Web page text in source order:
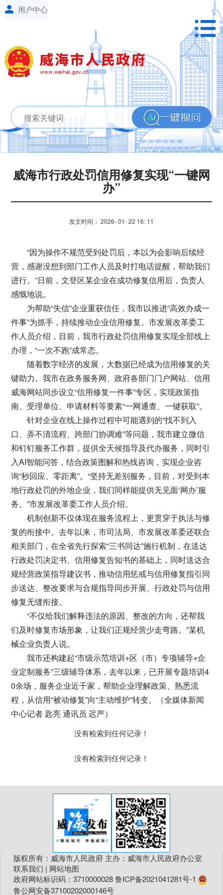
威海市行政处罚信用修复实现“一键网
办”
发文时间： 2026- 01- 22 16: 11
“因为操作不规范受到处罚后，本以为会影响后续经
营，感谢没想到部门工作人员及时打电话提醒，帮助我们
进行。”日前，文登区某企业在成功修复信用后，负责人
感慨地说。
为帮助“失信”企业重获信任，我市以推进“高效办成一
件事”为抓手，持续推动企业信用修复。市发展改革委工
作人员介绍，目前，我市行政处罚信用修复实现全部线上
办理，“一次不跑”成常态。
随着数字经济的发展，大数据已经成为信用修复的关
键助力。我市在政务服务网、政府各部门门户网站、信用
威海网站同步设立“信用修复一件事”专区，实现政策指
南、受理单位、申请材料等要素“一网通查、一键获取”。
针对企业在线上操作过程中可能遇到的“找不到入
口、弄不清流程、跨部门协调难”等问题，我市建立微信
和钉钉服务工作群，提供全天候指导及代办服务，同时引
入AI智能问答，结合政策图解和热线咨询，实现企业咨
询“秒回应、零距离”。“坚持无差别服务，目前，对受到本
地行政处罚的外地企业，我们同样能提供无见面‘网办’服
务。”市发展改革委工作人员介绍。
机制创新不仅体现在服务流程上，更贯穿于执法与修
复的衔接中。去年以来，市司法局、市发展改革委还联合
相关部门，在全省先行探索“三书同达”施行机制，在送达
行政处罚决定书、信用修复告知书的基础上，同时送达合
规经营政策指导建议书，推动信用惩戒与信用修复指引同
步送达、整改要求与合规指导同步开展、行政处罚与信用
修复无缝衔接。
“不仅给我们解释违法的原因、整改的方向，还帮我
们及时修复市场形象，让我们正规经营少走弯路。”某机
械企业负责人说。
我市还构建起“市级示范培训+区（市）专项辅导+企
业定制服务”三级辅导体系，去年以来，已开展专题培训4
0余场，服务企业近千家，帮助企业理解政策、熟悉流
程，从信用“被动修复”向“主动维护”转变。（全媒体新闻
中心记者 匙亮 通讯员 迟严）
没有检索到任何记录！
没有检索到任何记录！
版权所有：威海市人民政府 主办：威海市人民政府办公室
联系我们 | 网站地图
政府网站标识码：3710000028鲁ICP备2021041281号-1
鲁公网安备37100202000146号